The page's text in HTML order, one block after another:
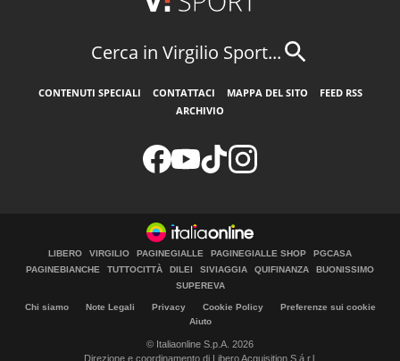
Cerca in Virgilio Sport...
CONTENUTI SPECIALI CONTATTACI MAPPA DEL SITO
FEED RSS
ARCHIVIO
LIBERO VIRGILIO PAGINEGIALLE PAGINEGIALLE SHOP
PGCASA
PAGINEBIANCHE
TUTTOCITTÀ DILEI SIVIAGGIA QUIFINANZA
BUONISSIMO
SUPEREVA
Chi siamo Note Legali Privacy Cookie Policy
Preferenze sui cookie
Aiuto
© Italiaonline S.p.A. 2026
Direzione e coordinamento di Libero Acquisition S.á r.l.